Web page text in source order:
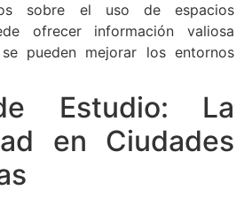
sobre el uso de espacios
ofrecer información valiosa
pueden mejorar los entornos
Estudio: La
en Ciudades